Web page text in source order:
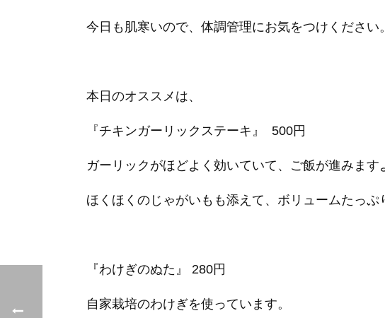
今日も肌寒いので、体調管理にお気をつけください。
本日のオススメは、
『チキンガーリックステーキ』 500円
ガーリックがほどよく効いていて、ご飯が進みます
ほくほくのじゃがいもも添えて、ボリュームたっぷ
『わけぎのぬた』 280円
自家栽培のわけぎを使っています。